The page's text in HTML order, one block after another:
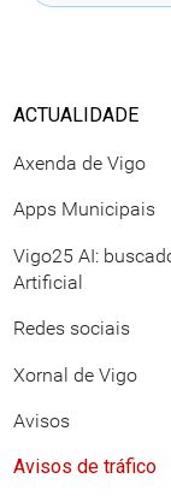
ACTUALIDADE
Axenda de Vigo
Apps Municipais
Vigo25 AI:
Artificial
Redes sociais
Xornal de Vigo
Avisos
Avisos de tráfico